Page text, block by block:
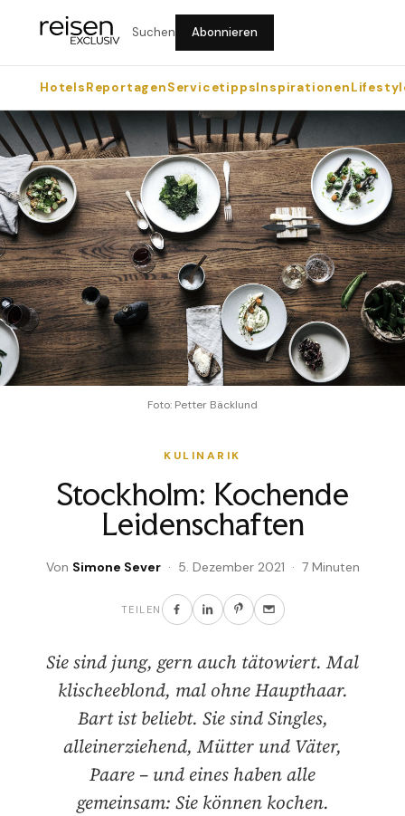
Suchen Abonnieren
HotelsReportagenServicetippsInspirationen
Foto: Petter Bäcklund
KULINARIK
Stockholm: Kochende
Leidenschaften
Von Simone Sever· 5. Dezember 2021 · 7 Minuten
TEILEN
Sie sind jung, gern auch tätowiert. Mal
klischeeblond, mal ohne Haupthaar.
Bart ist beliebt. Sie sind Singles,
alleinerziehend, Mütter und Väter,
Paare – und eines haben alle
gemeinsam: Sie können kochen.